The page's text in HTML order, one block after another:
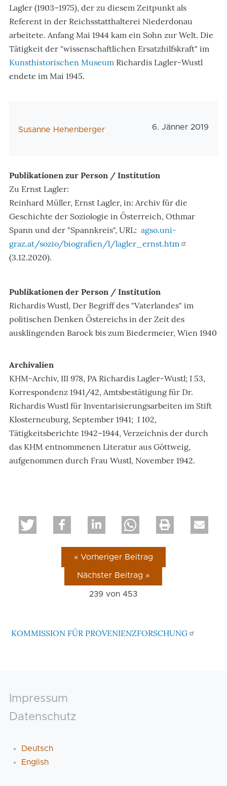
Lagler (1903–1975), der zu diesem Zeitpunkt als
Referent in der Reichsstatthalterei Niederdonau
arbeitete. Anfang Mai 1944 kam ein Sohn zur Welt. Die
Tätigkeit der "wissenschaftlichen Ersatzhilfskraft" im
Kunsthistorischen Museum Richardis Lagler-Wustl
endete im Mai 1945.
AutorIn
Susanne Hehenberger 6. Jänner 2019
Publikationen zur Person / Institution
Zu Ernst Lagler:
Reinhard Müller, Ernst Lagler, in: Archiv für die
Geschichte der Soziologie in Österreich, Othmar
Spann und der "Spannkreis", URL: agso.uni-
graz.at/sozio/biografien/l/lagler_ernst.htm
(3.12.2020).
Publikationen der Person / Institution
Richardis Wustl, Der Begriff des "Vaterlandes" im
politischen Denken Östereichs in der Zeit des
ausklingenden Barock bis zum Biedermeier, Wien 1940
Archivalien
KHM-Archiv, III 978, PA Richardis Lagler-Wustl; I 53,
Korrespondenz 1941/42, Amtsbestätigung für Dr.
Richardis Wustl für Inventarisierungsarbeiten im Stift
Klosterneuburg, September 1941; I 102,
Tätigkeitsberichte 1942–1944, Verzeichnis der durch
das KHM entnommenen Literatur aus Göttweig,
aufgenommen durch Frau Wustl, November 1942.
« Vorheriger Beitrag
Nächster Beitrag »
239 von453
KOMMISSION FÜR PROVENIENZFORSCHUNG
Footer
Impressum
Datenschutz
Deutsch
English